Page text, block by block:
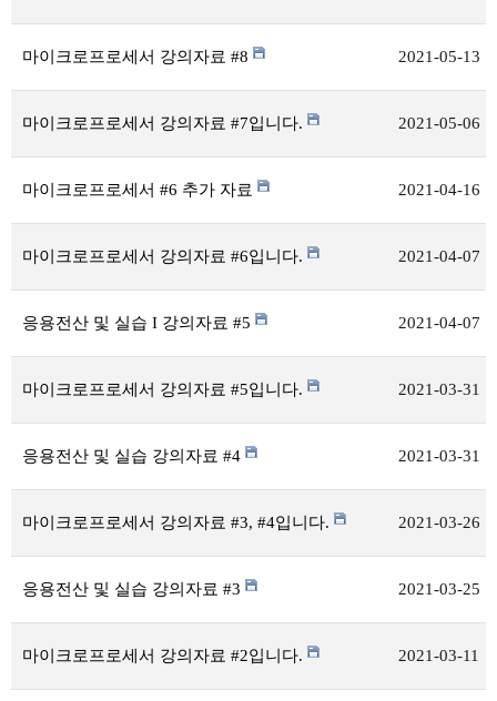
마이크로프로세서 강의자료 #8 2021-05-13
마이크로프로세서 강의자료 #7입니다. 2021-05-06
마이크로프로세서 #6 추가 자료 2021-04-16
마이크로프로세서 강의자료 #6입니다. 2021-04-07
응용전산 및 실습 I 강의자료 #5 2021-04-07
마이크로프로세서 강의자료 #5입니다. 2021-03-31
응용전산 및 실습 강의자료 #4 2021-03-31
마이크로프로세서 강의자료 #3, #4입니다. 2021-03-26
응용전산 및 실습 강의자료 #3 2021-03-25
마이크로프로세서 강의자료 #2입니다. 2021-03-11